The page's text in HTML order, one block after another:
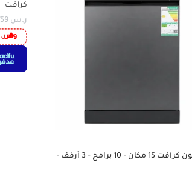
غسالة صحون كرافت 15 مكان – 10 برامج – 3 أرفف –
كرافت
ر.س 1,759
وفر